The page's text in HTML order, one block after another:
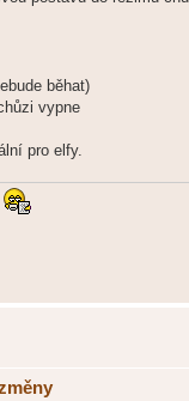
běhat)
vypne
pro elfy.